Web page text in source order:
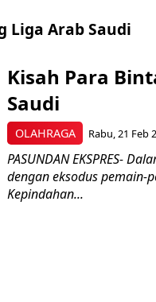
Liga Arab Saudi
OLAHRAGA
Kisah Para
Saudi
Rabu, 21 Feb
PASUNDAN EKSPRES-
dengan eksodus pemain-
Kepindahan...